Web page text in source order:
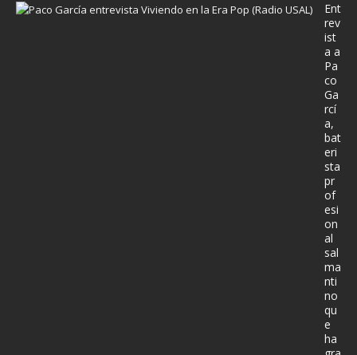
Ent
rev
ist
a a
Pa
co
Ga
rcí
a,
bat
eri
sta
pr
of
esi
on
al
sal
ma
nti
no
qu
e
ha